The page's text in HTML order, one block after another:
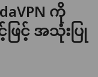
ကို
င့် အသုံးပြု